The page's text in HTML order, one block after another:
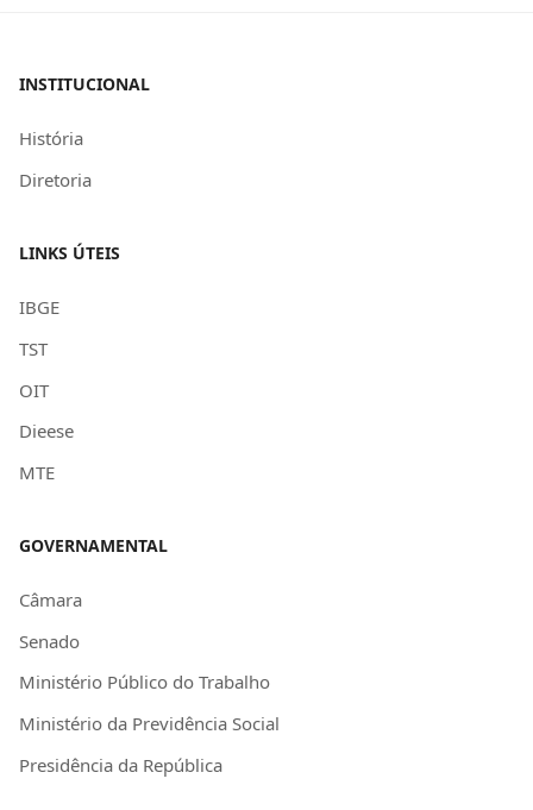
INSTITUCIONAL
História
Diretoria
LINKS ÚTEIS
IBGE
TST
OIT
Dieese
MTE
GOVERNAMENTAL
Câmara
Senado
Ministério Público do Trabalho
Ministério da Previdência Social
Presidência da República